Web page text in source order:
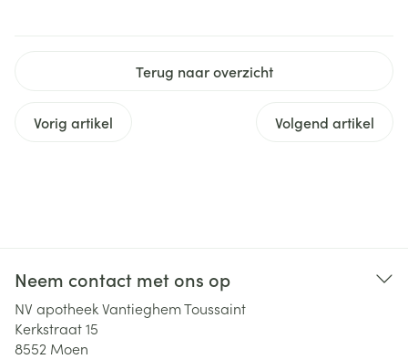
Terug naar overzicht
Vorig artikel Volgend artikel
Neem contact met ons op
NV apotheek Vantieghem Toussaint
Kerkstraat 15
8552 Moen